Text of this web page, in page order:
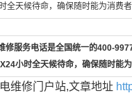
全天候待命，确保随时能为消费者
修服务电话是全国统一的400-
小时全天候待命，确保随时能
维修门户站,文章地址